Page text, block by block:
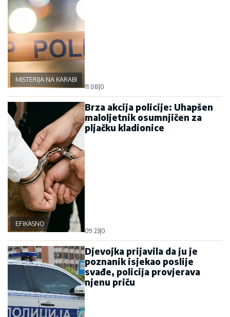
MISTERIJA NA KARABURMI
11:08 0
EFIKASNO
Brza akcija policije: Uhapšen
maloljetnik osumnjičen za
pljačku kladionice
09:23 0
Djevojka prijavila da ju je
poznanik isjekao poslije
svađe, policija provjerava
njenu priču